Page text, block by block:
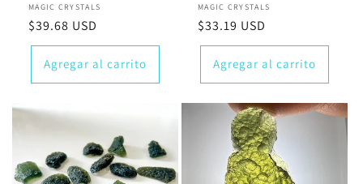
Proveedor:
MAGIC CRYSTALS
Precio
habitual
$39.68 USD
Agregar al carrito
Proveedor:
MAGIC CRYSTALS
Precio
habitual
$33.19 USD
Agregar al carrito